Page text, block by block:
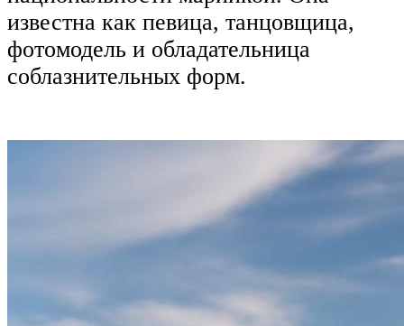
известна как певица, танцовщица,
фотомодель и обладательница
соблазнительных форм.